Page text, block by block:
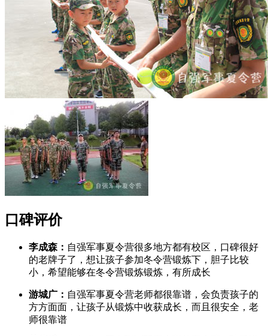
口碑评价
李成森： 自强军事夏令营很多地方都有校区，口碑很好
的老牌子了，想让孩子参加冬令营锻炼下，胆子比较
小，希望能够在冬令营锻炼锻炼，有所成长
游城广： 自强军事夏令营老师都很靠谱，会负责孩子的
方方面面，让孩子从锻炼中收获成长，而且很安全，老
师很靠谱